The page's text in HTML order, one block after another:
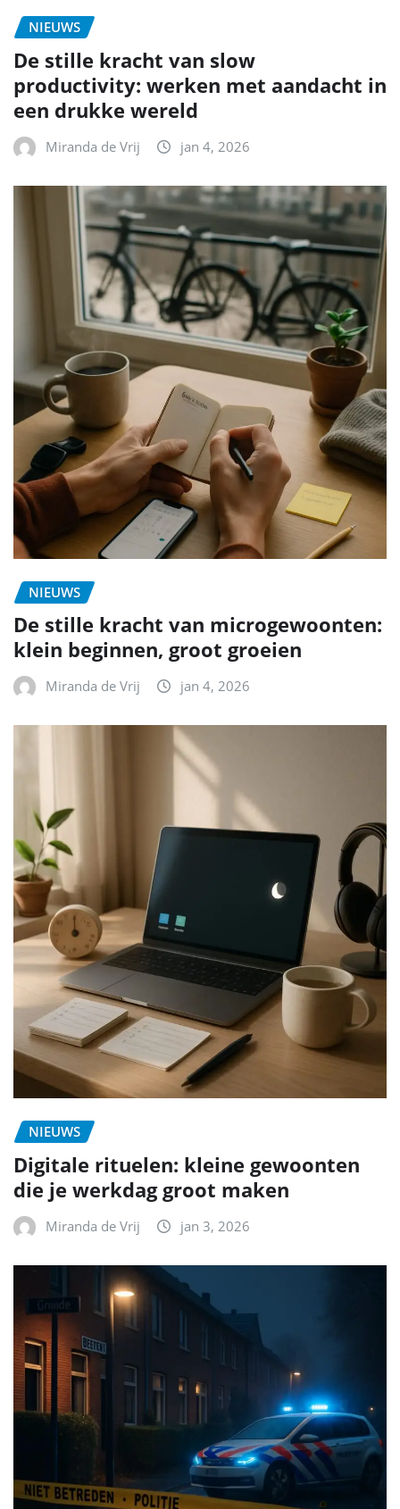
NIEUWS
De stille kracht van slow
productivity: werken met aandacht in
een drukke wereld
Miranda de Vrij jan 4, 2026
NIEUWS
De stille kracht van microgewoonten:
klein beginnen, groot groeien
Miranda de Vrij jan 4, 2026
NIEUWS
Digitale rituelen: kleine gewoonten
die je werkdag groot maken
Miranda de Vrij jan 3, 2026